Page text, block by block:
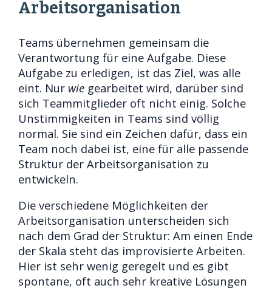
Arbeitsorganisation
Teams übernehmen gemeinsam die
Verantwortung für eine Aufgabe. Diese
Aufgabe zu erledigen, ist das Ziel, was alle
eint. Nur wie gearbeitet wird, darüber sind
sich Teammitglieder oft nicht einig. Solche
Unstimmigkeiten in Teams sind völlig
normal. Sie sind ein Zeichen dafür, dass ein
Team noch dabei ist, eine für alle passende
Struktur der Arbeitsorganisation zu
entwickeln.
Die verschiedene Möglichkeiten der
Arbeitsorganisation unterscheiden sich
nach dem Grad der Struktur: Am einen Ende
der Skala steht das improvisierte Arbeiten.
Hier ist sehr wenig geregelt und es gibt
spontane, oft auch sehr kreative Lösungen